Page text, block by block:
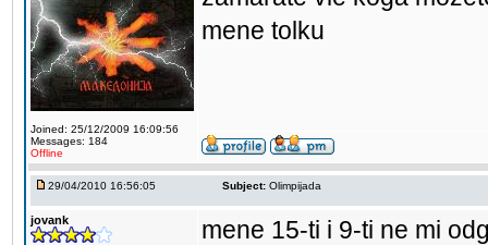
Joined: 25/12/2009 16:09:56
Messages: 184
Offline
mene tolku
29/04/2010 16:56:05 Subject: Olimpijada
jovank mene 15-ti i 9-ti ne mi